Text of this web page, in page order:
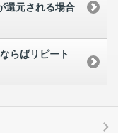
還元される場合
らばリピート